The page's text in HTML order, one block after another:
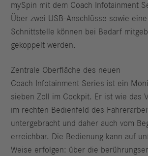
mySpin mit dem Coach Infotainment
Über zwei USB-Anschlüsse sowie
Schnittstelle können bei Bedarf
gekoppelt werden.
Zentrale Oberfläche des neuen
Coach Infotainment Series ist ein
sieben Zoll im Cockpit. Er ist wie das
im rechten Bedienfeld des
untergebracht und daher auch vom
erreichbar. Die Bedienung kann auf
Weise erfolgen: über die